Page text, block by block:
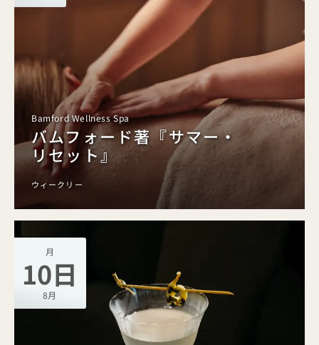
Bamford Wellness Spa
バムフォード著『サマー・
リセット』
ウィークリー
月
10日
8月